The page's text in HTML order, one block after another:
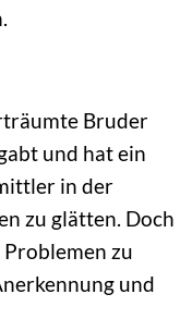
Bruder
und hat ein
in der
zu glätten. Doch
zu
und